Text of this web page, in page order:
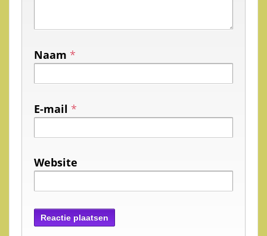
Naam *
E-mail *
Website